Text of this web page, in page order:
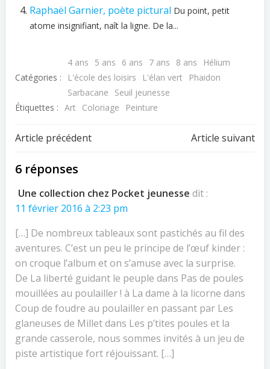
Raphaël Garnier, poète pictural Du point, petit
atome insignifiant, naît la ligne. De la...
Catégories :
4 ans 5 ans 6 ans 7 ans 8 ans
Hélium
L'école des loisirs
L'élan vert
Phaidon
Sarbacane
Seuil jeunesse
Étiquettes : Art Coloriage Peinture
Navigation
de
l’article
Article précédent
Navigation
l’article
Article suivant
6 réponses
Une collection chez Pocket jeunesse dit :
11 février 2016 à 2:23 pm
[…] De nombreux tableaux sont pastichés au fil des
aventures. C’est un peu le principe de l’œuf kinder :
on croque l’album et on s’amuse avec la surprise.
De La liberté guidant le peuple dans Pas de poules
mouillées au poulailler ! à La dame à la licorne dans
Coup de foudre au poulailler en passant par Les
glaneuses de Millet dans Les p’tites poules et la
grande casserole, nous sommes invités à un jeu de
piste artistique fort réjouissant. […]